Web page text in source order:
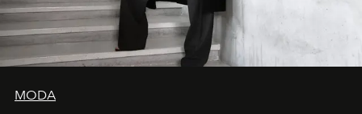
MODA